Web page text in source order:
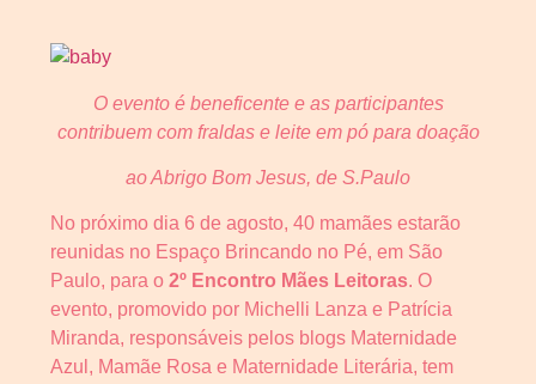
O evento é beneficente e as participantes
contribuem com fraldas e leite em pó para doação
ao Abrigo Bom Jesus, de S.Paulo
No próximo dia 6 de agosto, 40 mamães estarão
reunidas no Espaço Brincando no Pé, em São
Paulo, para o 2º Encontro Mães Leitoras. O
evento, promovido por Michelli Lanza e Patrícia
Miranda, responsáveis pelos blogs Maternidade
Azul, Mamãe Rosa e Maternidade Literária, tem